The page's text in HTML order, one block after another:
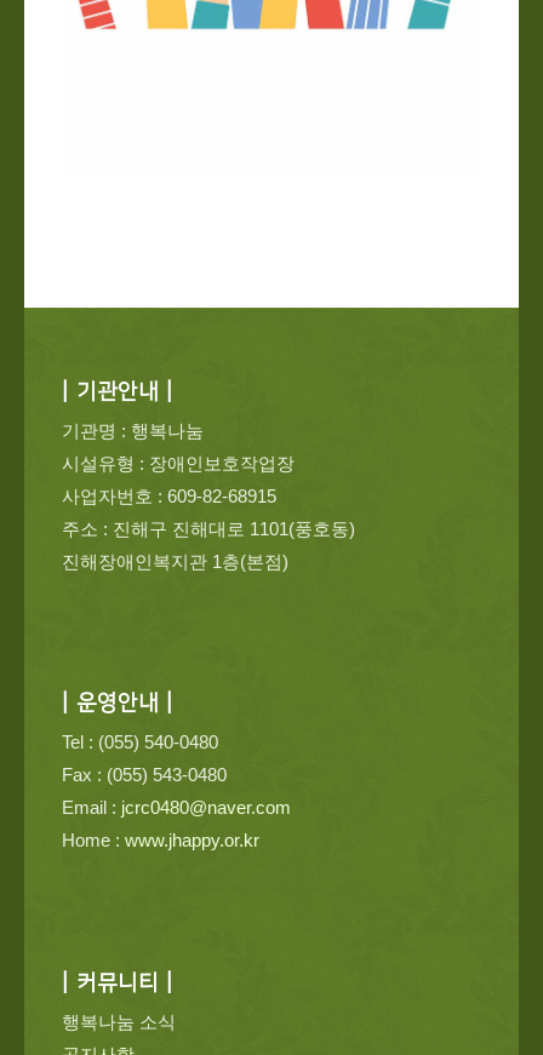
| 기관안내 |
기관명 : 행복나눔
시설유형 : 장애인보호작업장
사업자번호 : 609-82-68915
주소 : 진해구 진해대로 1101(풍호동)
진해장애인복지관 1층(본점)
| 운영안내 |
Tel : (055) 540-0480
Fax : (055) 543-0480
Email : jcrc0480@naver.com
Home : www.jhappy.or.kr
| 커뮤니티 |
행복나눔 소식